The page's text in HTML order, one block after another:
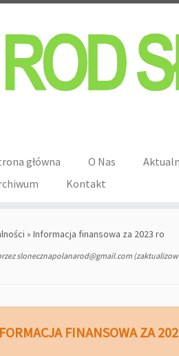
główna O Nas
Kontakt
» Informacja finansowa za 2023 ro
slonecznapolanarod@gmail.com
FINANSOWA ZA